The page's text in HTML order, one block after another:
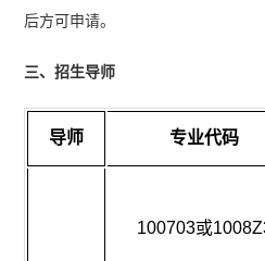
后方可申请。
三、招生导师
导师 专业代码
100703或